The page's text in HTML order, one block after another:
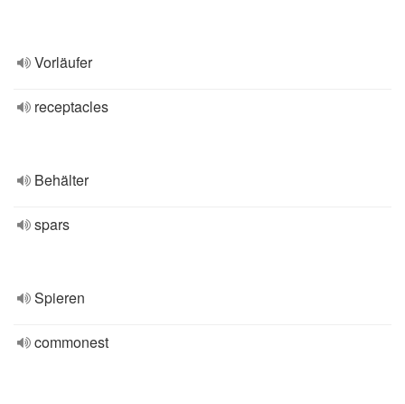
Vorläufer
receptacles
Behälter
spars
Spieren
commonest